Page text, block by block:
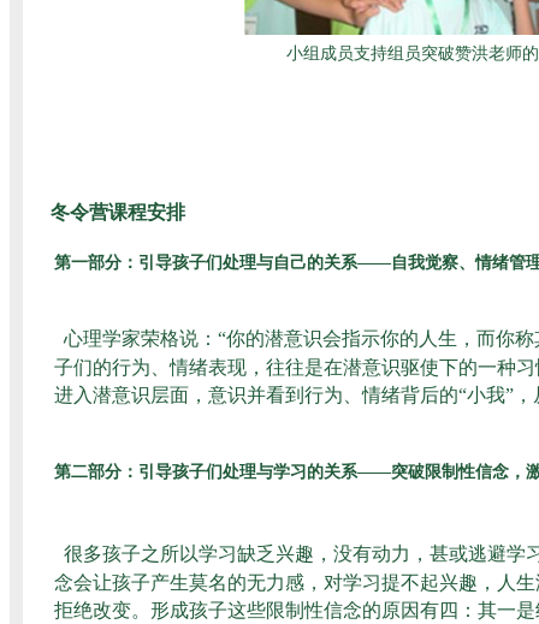
小组成员支持组员突破赞洪老师
冬令营课程安排
第一部分： 引导孩子们处理与自己的关系——自我觉察、情绪管
心理学家荣格说：“你的潜意识会指示你的人生，而你
子们的行为、情绪表现，往往是在潜意识驱使下的一种
进入潜意识层面，意识并看到行为、情绪背后的“小我”
第二部分：引导孩子们处理与学习的关系——突破限制性信念，
很多孩子之所以学习缺乏兴趣，没有动力，甚或逃避学
念会让孩子产生莫名的无力感，对学习提不起兴趣，人
拒绝改变。形成孩子这些限制性信念的原因有四：其一